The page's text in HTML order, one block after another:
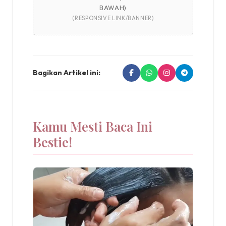
BAWAH)
(RESPONSIVE LINK/BANNER)
Bagikan Artikel ini:
Kamu Mesti Baca Ini
Bestie!